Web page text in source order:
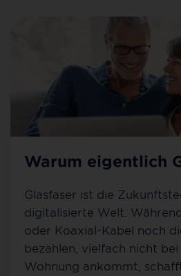
Warum eigentlich
Glasfaser ist die
digitalisierte Welt.
oder Koaxial-Kabel noch
bezahlen, vielfach nicht
Wohnung ankommt,